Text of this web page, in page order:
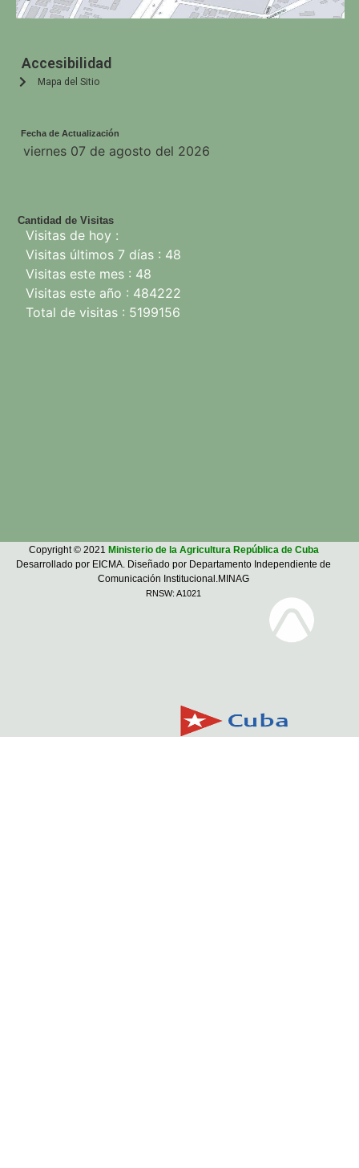
Accesibilidad
Mapa del Sitio
Fecha de Actualización
Cantidad de Visitas
Visitas de hoy :
Visitas últimos 7 días : 48
Visitas este mes : 48
Visitas este año : 484222
Total de visitas : 5199156
viernes 07 de agosto del 2026
Copyright © 2021 Ministerio de la Agricultura República de Cuba
Desarrollado por EICMA. Diseñado por Departamento Independiente de
Comunicación Institucional.MINAG
RNSW: A1021